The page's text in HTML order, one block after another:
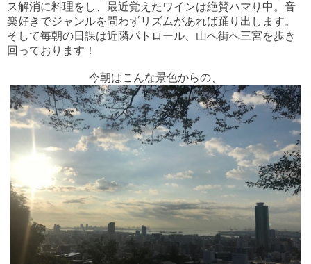
ス解消に料理をし、最近覚えたワインは絶賛ハマり中。音
楽好きでジャンルを問わずリズムがあれば踊り出します。
そして毎朝の日課は近隣パトロール、 山へ街へ三宮を歩き
回っております！
今朝はこんな景色からの、